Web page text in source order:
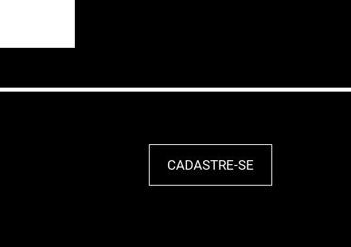
CADASTRE-SE